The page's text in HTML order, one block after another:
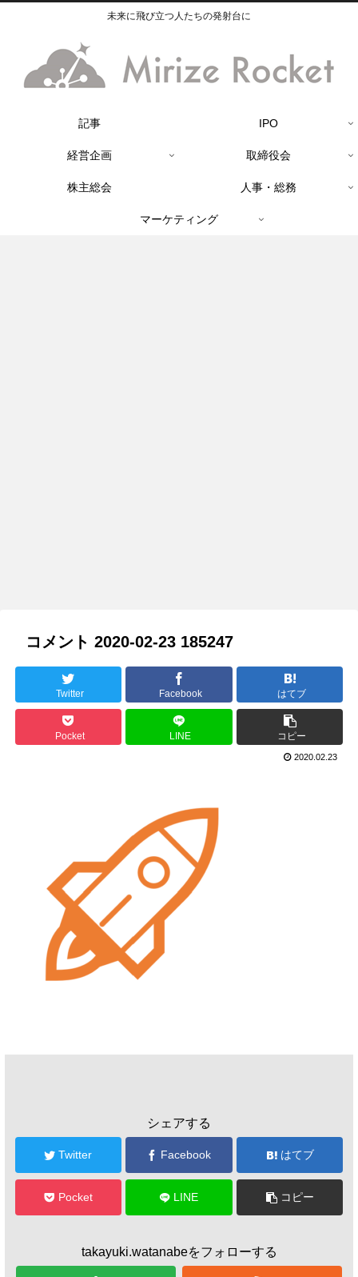
未来に飛び立つ人たちの発射台に
記事 IPO
経営企画 取締役会
株主総会 人事・総務
マーケティング
コメント 2020-02-23 185247
Twitter Facebook はてブ
Pocket LINE コピー
2020.02.23
シェアする
Twitter Facebook はてブ
Pocket LINE コピー
takayuki.watanabeをフォローする